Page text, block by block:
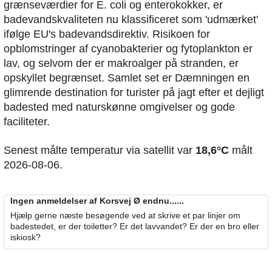
grænseværdier for E. coli og enterokokker, er
badevandskvaliteten nu klassificeret som 'udmærket'
ifølge EU's badevandsdirektiv. Risikoen for
opblomstringer af cyanobakterier og fytoplankton er
lav, og selvom der er makroalger på stranden, er
opskyllet begrænset. Samlet set er Dæmningen en
glimrende destination for turister på jagt efter et dejligt
badested med naturskønne omgivelser og gode
faciliteter.
Senest målte temperatur via satellit var 18,6°C målt
2026-08-06.
Ingen anmeldelser af Korsvej Ø endnu......
Hjælp gerne næste besøgende ved at skrive et par linjer om
badestedet, er der toiletter? Er det lavvandet? Er der en bro eller
iskiosk?